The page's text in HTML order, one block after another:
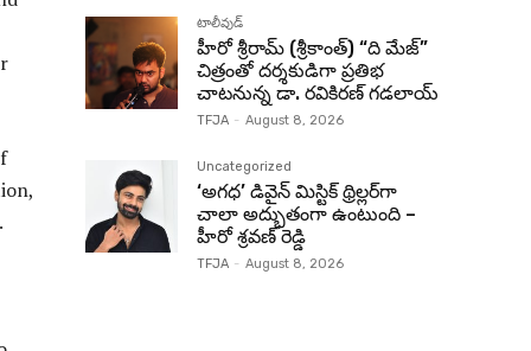
టాలీవుడ్
హీరో శ్రీరామ్ (శ్రీకాంత్) “ది మేజ్”
చిత్రంతో దర్శకుడిగా ప్రతిభ
చాటనున్న డా. రవికిరణ్ గడలాయ్
TFJA - August 8, 2026
Uncategorized
‘అగధ’ డివైన్ మిస్టిక్ థ్రిల్లర్‌గా
చాలా అద్భుతంగా ఉంటుంది –
హీరో శ్రవణ్ రెడ్డి
TFJA - August 8, 2026